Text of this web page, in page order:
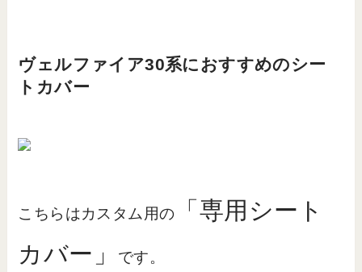
ヴェルファイア30系におすすめのシー
トカバー
こちらはカスタム用の
「専用シート
カバー」
です。